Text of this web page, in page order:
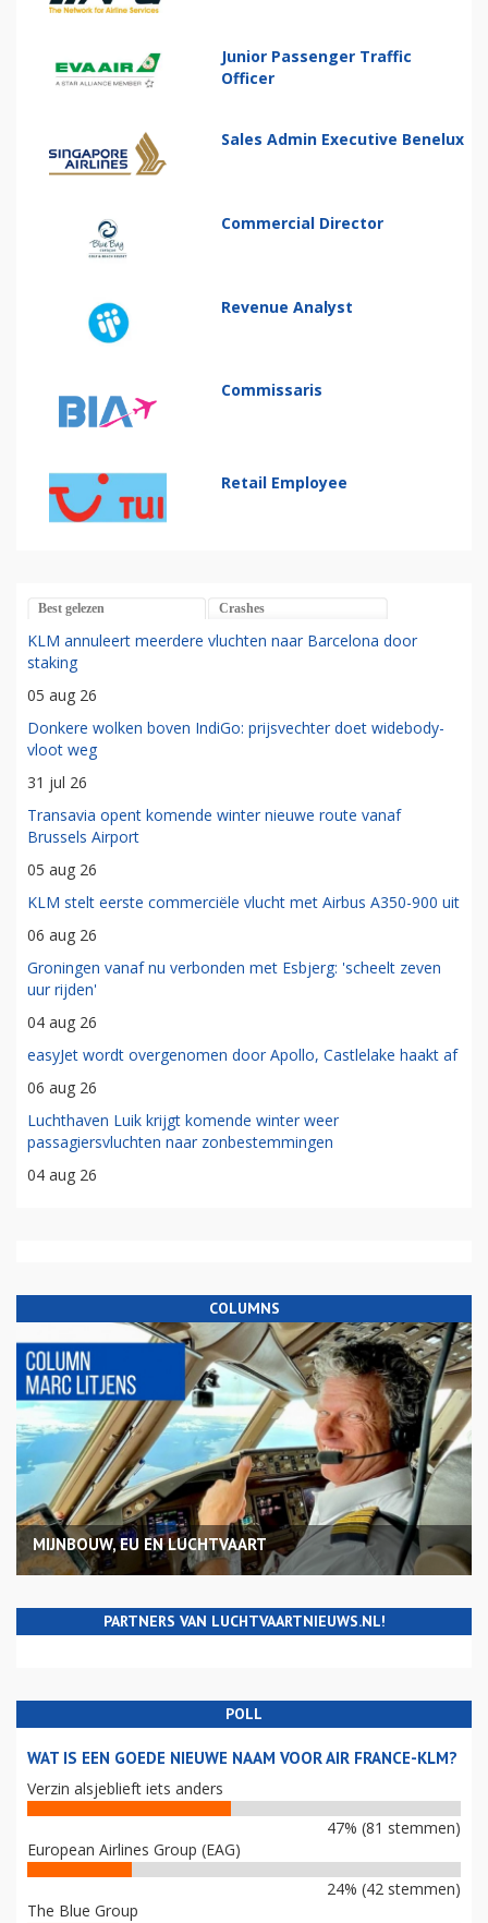
Junior Passenger Traffic
Officer
Sales Admin Executive Benelux
Commercial Director
Revenue Analyst
Commissaris
Retail Employee
Best gelezen Crashes
KLM annuleert meerdere vluchten naar Barcelona door
staking
05 aug 26
Donkere wolken boven IndiGo: prijsvechter doet widebody-
vloot weg
31 jul 26
Transavia opent komende winter nieuwe route vanaf
Brussels Airport
05 aug 26
KLM stelt eerste commerciële vlucht met Airbus A350-900 uit
06 aug 26
Groningen vanaf nu verbonden met Esbjerg: 'scheelt zeven
uur rijden'
04 aug 26
easyJet wordt overgenomen door Apollo, Castlelake haakt af
06 aug 26
Luchthaven Luik krijgt komende winter weer
passagiersvluchten naar zonbestemmingen
04 aug 26
COLUMNS
MIJNBOUW, EU EN LUCHTVAART
PARTNERS VAN LUCHTVAARTNIEUWS.NL!
POLL
WAT IS EEN GOEDE NIEUWE NAAM VOOR AIR FRANCE-KLM?
Verzin alsjeblieft iets anders
47% (81 stemmen)
European Airlines Group (EAG)
24% (42 stemmen)
The Blue Group